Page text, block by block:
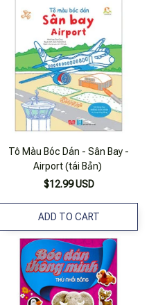
Tô Màu Bóc Dán - Sân Bay -
Airport (tái Bản)
$12.99 USD
ADD TO CART